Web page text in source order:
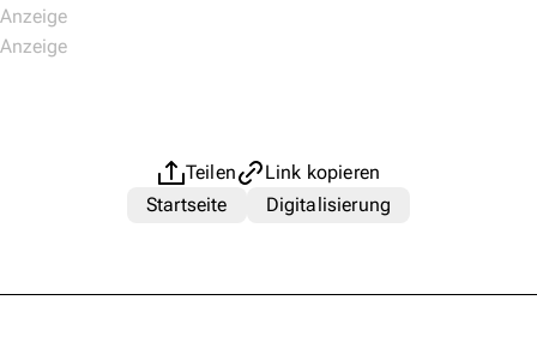
Teilen
Link kopieren
Startseite
Digitalisierung